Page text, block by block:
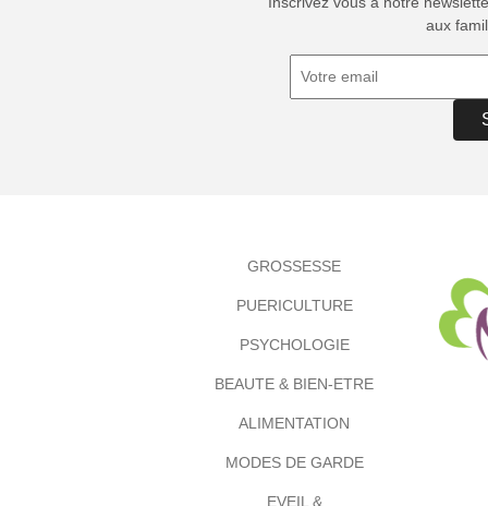
aux
GROSSESSE
PUERICULTURE
PSYCHOLOGIE
BEAUTE & BIEN-ETRE
ALIMENTATION
MODES DE GARDE
EVEIL &